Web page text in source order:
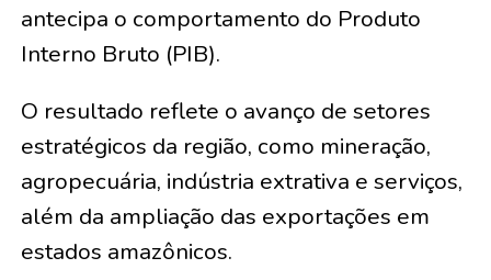
antecipa o comportamento do Produto
Interno Bruto (PIB).
O resultado reflete o avanço de setores
estratégicos da região, como mineração,
agropecuária, indústria extrativa e serviços,
além da ampliação das exportações em
estados amazônicos.